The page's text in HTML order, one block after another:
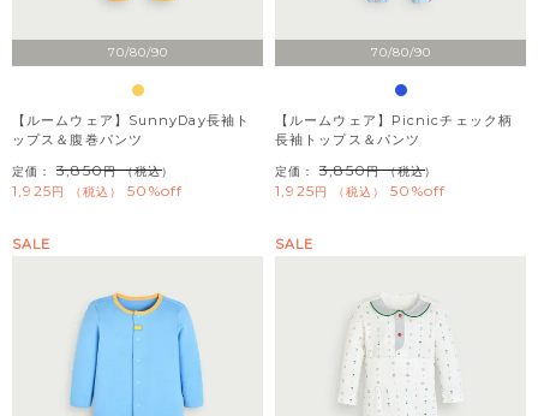
70/80/90
【ルームウェア】SunnyDay長袖ト
ップス＆腹巻パンツ
定価： 3,850 （税込）
1,925 税込 50%off
70/80/90
【ルームウェア】Picnicチェック柄
長袖トップス＆パンツ
定価： 3,850 （税込）
1,925 税込 50%off
SALE SALE